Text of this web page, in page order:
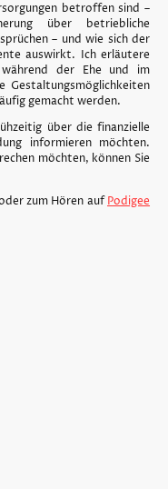
betroffen sind –
über betriebliche
– und wie sich der
auswirkt. Ich erläutere
während der Ehe und im
Gestaltungsmöglichkeiten
gemacht werden.
über die finanzielle
informieren möchten.
möchten, können Sie
zum Hören aufPodigee